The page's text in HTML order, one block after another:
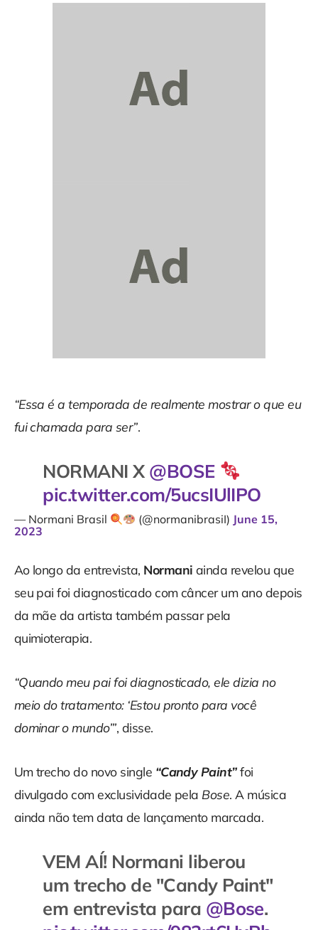
“Essa é a temporada de realmente mostrar o que eu
fui chamada para ser”.
NORMANI X @BOSE
pic.twitter.com/5ucsIUlIPO
— Normani Brasil (@normanibrasiI) June 15,
2023
Ao longo da entrevista, Normani ainda revelou que
seu pai foi diagnosticado com câncer um ano depois
da mãe da artista também passar pela
quimioterapia.
“Quando meu pai foi diagnosticado, ele dizia no
meio do tratamento: ‘Estou pronto para você
dominar o mundo’”, disse.
Um trecho do novo single “Candy Paint”foi
divulgado com exclusividade pela Bose. A música
ainda não tem data de lançamento marcada.
VEM AÍ! Normani liberou
um trecho de "Candy Paint"
em entrevista para @Bose.